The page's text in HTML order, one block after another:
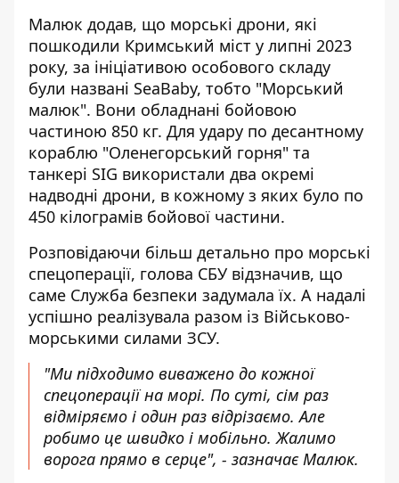
Малюк додав, що морські дрони, які
пошкодили Кримський міст у липні 2023
року, за ініціативою особового складу
були названі SeaBaby, тобто "Морський
малюк". Вони обладнані бойовою
частиною 850 кг. Для удару по десантному
кораблю "Оленегорський горня" та
танкері SIG використали два окремі
надводні дрони, в кожному з яких було по
450 кілограмів бойової частини.
Розповідаючи більш детально про морські
спецоперації, голова СБУ відзначив, що
саме Служба безпеки задумала їх. А надалі
успішно реалізувала разом із Військово-
морськими силами ЗСУ.
"Ми підходимо виважено до кожної
спецоперації на морі. По суті, сім раз
відміряємо і один раз відрізаємо. Але
робимо це швидко і мобільно. Жалимо
ворога прямо в серце", - зазначає Малюк.